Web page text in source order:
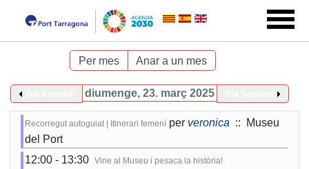
Per mes Anar a un mes
diumenge, 23. març 2025
Recorregut autoguiat | Itinerari femení per veronica :: Museu
del Port
12:00 - 13:30 Vine al Museu i pesaca la història!